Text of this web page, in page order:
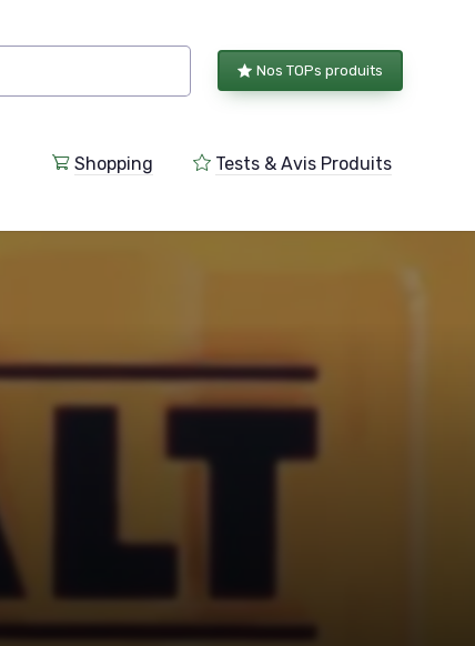
Nos TOPs produits
Shopping Tests & Avis Produits